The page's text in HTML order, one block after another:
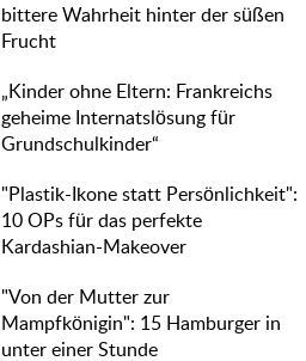
bittere Wahrheit hinter der süßen
Frucht
„Kinder ohne Eltern: Frankreichs
geheime Internatslösung für
Grundschulkinder“
"Plastik-Ikone statt Persönlichkeit":
10 OPs für das perfekte
Kardashian-Makeover
"Von der Mutter zur
Mampfkönigin": 15 Hamburger in
unter einer Stunde